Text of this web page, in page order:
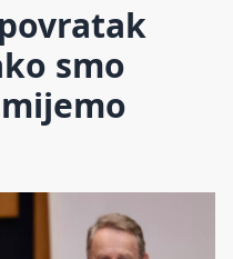
smo